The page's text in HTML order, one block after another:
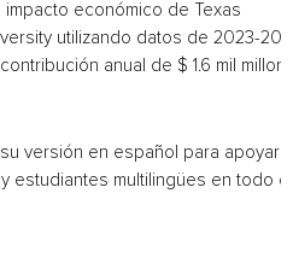
impacto económico de Texas
utilizando datos de 2023-
anual de $ 1.6 mil
versión en español para apoyar a
estudiantes multilingües en todo el